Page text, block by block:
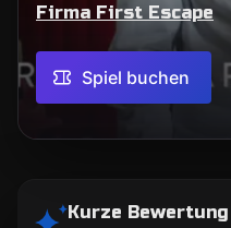
Firma First Escape
Spiel buchen
Kurze Bewertung